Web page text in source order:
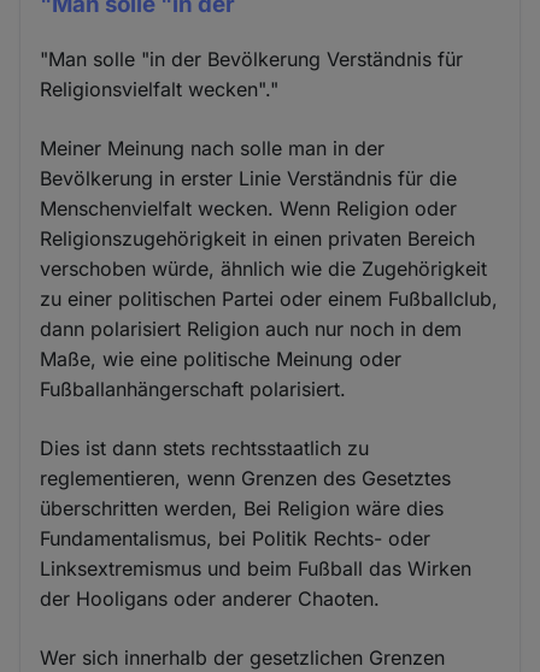
"Man solle "in der Bevölkerung Verständnis für
Religionsvielfalt wecken"."
Meiner Meinung nach solle man in der
Bevölkerung in erster Linie Verständnis für die
Menschenvielfalt wecken. Wenn Religion oder
Religionszugehörigkeit in einen privaten Bereich
verschoben würde, ähnlich wie die Zugehörigkeit
zu einer politischen Partei oder einem Fußballclub,
dann polarisiert Religion auch nur noch in dem
Maße, wie eine politische Meinung oder
Fußballanhängerschaft polarisiert.
Dies ist dann stets rechtsstaatlich zu
reglementieren, wenn Grenzen des Gesetztes
überschritten werden, Bei Religion wäre dies
Fundamentalismus, bei Politik Rechts- oder
Linksextremismus und beim Fußball das Wirken
der Hooligans oder anderer Chaoten.
Wer sich innerhalb der gesetzlichen Grenzen